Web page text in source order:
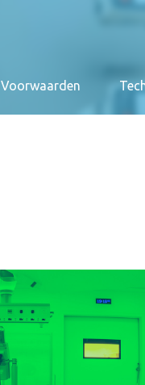
Voorwaarden